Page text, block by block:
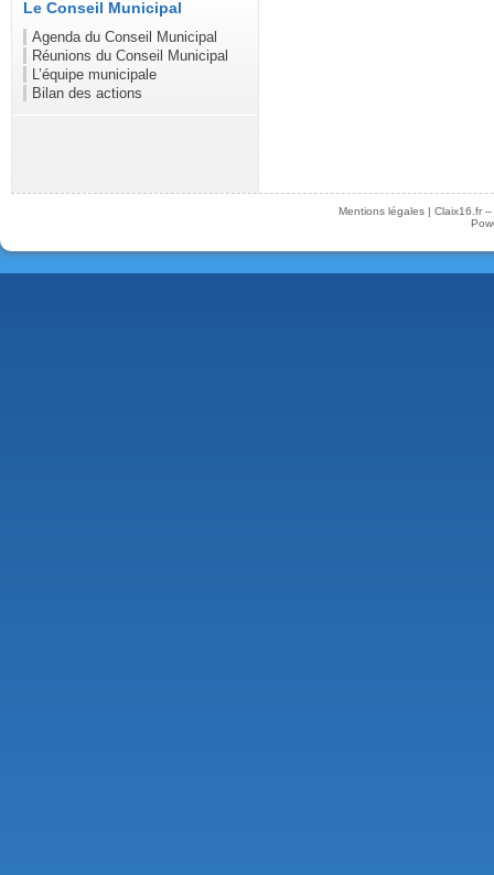
Le Conseil Municipal
Agenda du Conseil Municipal
Réunions du Conseil Municipal
L’équipe municipale
Bilan des actions
Mentions légales| Claix16.fr